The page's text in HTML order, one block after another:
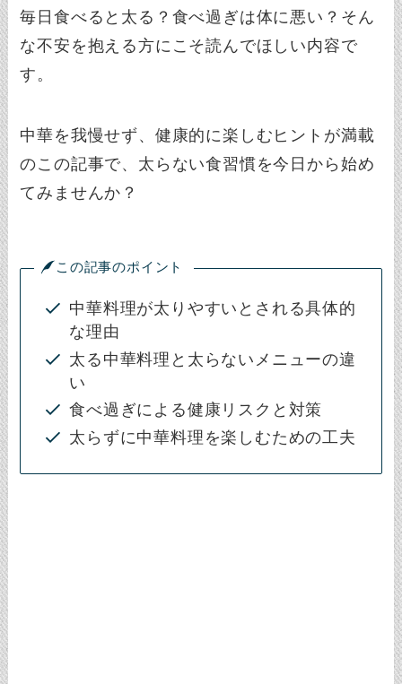
毎日食べると太る？食べ過ぎは体に悪い？そん
な不安を抱える方にこそ読んでほしい内容で
す。
中華を我慢せず、健康的に楽しむヒントが満載
のこの記事で、太らない食習慣を今日から始め
てみませんか？
この記事のポイント
中華料理が太りやすいとされる具体的
な理由
太る中華料理と太らないメニューの違
い
食べ過ぎによる健康リスクと対策
太らずに中華料理を楽しむための工夫